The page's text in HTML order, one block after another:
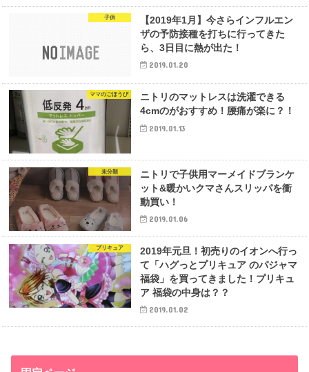
子供
【2019年1月】今さらインフルエン
ザの予防接種を打ちに行ってきた
ら、3日目に熱が出た！
2019.01.20
ママのごほうび
ニトリのマットレスは洗濯できる
4cmのがおすすめ！腰痛が楽に？！
2019.01.13
未分類
ニトリで子供用マーメイドブランケ
ット&暖かいクマさんスリッパを衝
動買い！
2019.01.06
プリキュア
2019年元旦！初売りのイオンへ行っ
て「ハグっとプリキュア のパジャマ
福袋」を買ってきました！プリキュ
ア 福袋の中身は？？
2019.01.02